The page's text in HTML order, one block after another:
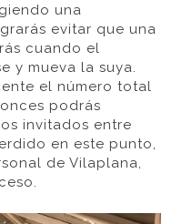
una
evitar que una
cuando el
y mueva la suya.
el número total
podrás
invitados entre
en este punto,
de Vilaplana,